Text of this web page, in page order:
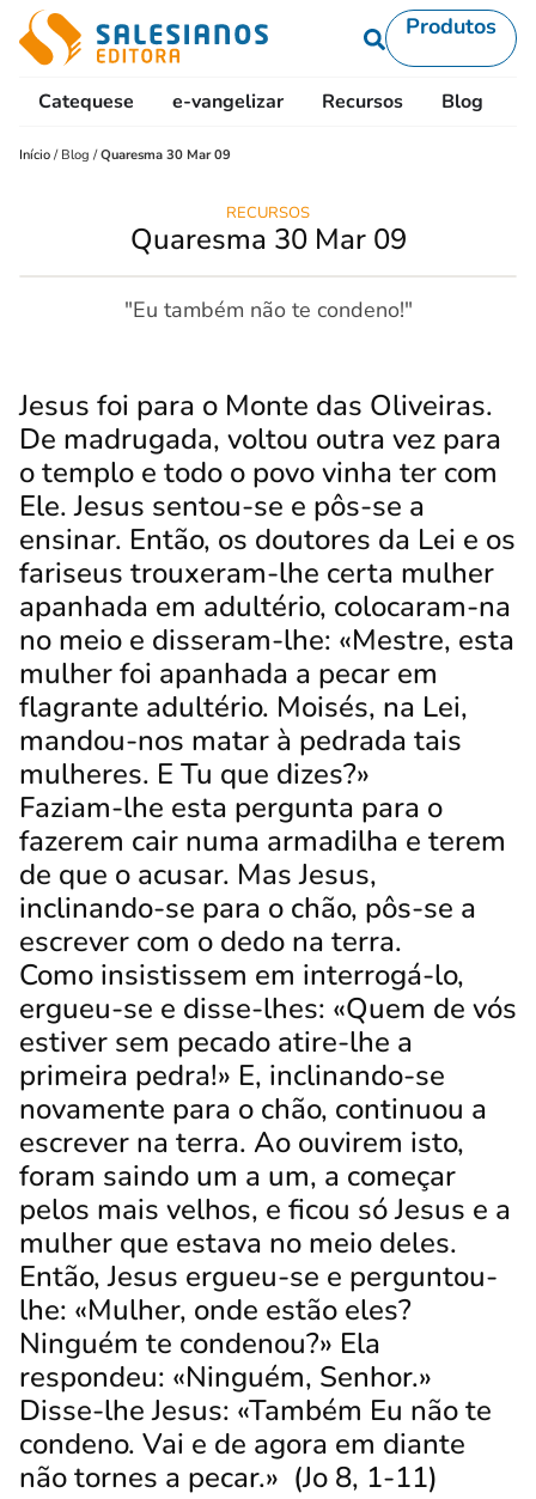
Produtos
Catequese e-vangelizar Recursos Blog
Início / Blog /Quaresma 30 Mar 09
RECURSOS
Quaresma 30 Mar 09
"Eu também não te condeno!"
Jesus foi para o Monte das Oliveiras.
De madrugada, voltou outra vez para
o templo e todo o povo vinha ter com
Ele. Jesus sentou-se e pôs-se a
ensinar. Então, os doutores da Lei e os
fariseus trouxeram-lhe certa mulher
apanhada em adultério, colocaram-na
no meio e disseram-lhe: «Mestre, esta
mulher foi apanhada a pecar em
flagrante adultério. Moisés, na Lei,
mandou-nos matar à pedrada tais
mulheres. E Tu que dizes?»
Faziam-lhe esta pergunta para o
fazerem cair numa armadilha e terem
de que o acusar. Mas Jesus,
inclinando-se para o chão, pôs-se a
escrever com o dedo na terra.
Como insistissem em interrogá-lo,
ergueu-se e disse-lhes: «Quem de vós
estiver sem pecado atire-lhe a
primeira pedra!» E, inclinando-se
novamente para o chão, continuou a
escrever na terra. Ao ouvirem isto,
foram saindo um a um, a começar
pelos mais velhos, e ficou só Jesus e a
mulher que estava no meio deles.
Então, Jesus ergueu-se e perguntou-
lhe: «Mulher, onde estão eles?
Ninguém te condenou?» Ela
respondeu: «Ninguém, Senhor.»
Disse-lhe Jesus: «Também Eu não te
condeno. Vai e de agora em diante
não tornes a pecar.» (Jo 8, 1-11)